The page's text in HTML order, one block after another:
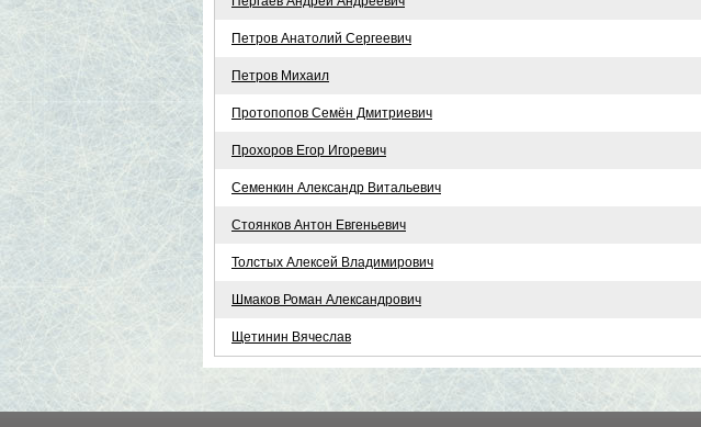
Петров Анатолий Сергеевич
Петров Михаил
Протопопов Семён Дмитриевич
Прохоров Егор Игоревич
Семенкин Александр Витальевич
Стоянков Антон Евгеньевич
Толстых Алексей Владимирович
Шмаков Роман Александрович
Щетинин Вячеслав